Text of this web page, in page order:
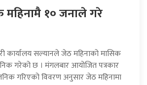
महिनामै १० जनाले गरे
कार्यालय सल्यानले जेठ महिनाको मासिक
गरेको छ । मंगलबार आयोजित पत्रकार
गरिएको विवरण अनुसार जेठ महिनामा